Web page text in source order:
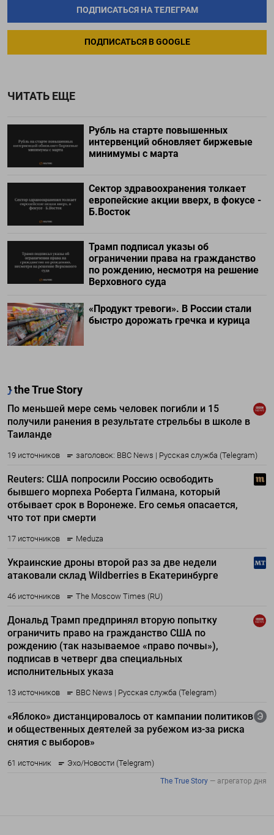
ПОДПИСАТЬСЯ НА ТЕЛЕГРАМ
ПОДПИСАТЬСЯ В GOOGLE
ЧИТАТЬ ЕЩЕ
Рубль на старте повышенных
интервенций обновляет биржевые
минимумы с марта
Сектор здравоохранения толкает
европейские акции вверх, в фокусе -
Б.Восток
Трамп подписал указы об
ограничении права на гражданство
по рождению, несмотря на решение
Верховного суда
«Продукт тревоги». В России стали
быстро дорожать гречка и курица